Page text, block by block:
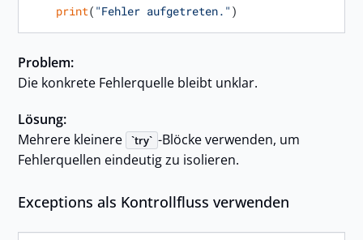
print( "Fehler aufgetreten."
Problem:
Die konkrete Fehlerquelle bleibt unklar.
Lösung:
Mehrere kleinere
try
-Blöcke verwenden, um
Fehlerquellen eindeutig zu isolieren.
Exceptions als Kontrollfluss verwenden